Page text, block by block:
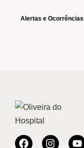
Alertas e Ocorrências